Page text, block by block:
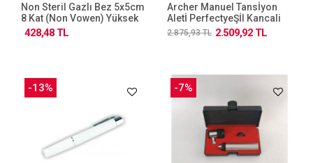
Non Steril Gazlı Bez 5x5cm
8 Kat (non Vowen) Yüksek
Emici Kompres
428,48 TL
Archer Manuel Tansİyon
Aletİ PerfectyeŞİl Kancali
2.509,92 TL
2.875,93 TL
-13% -7%